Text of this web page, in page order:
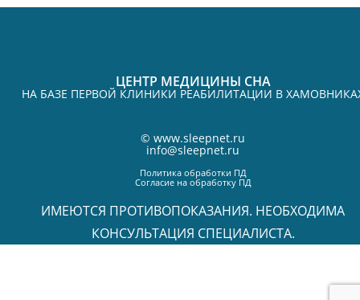
ЦЕНТР МЕДИЦИНЫ СНА
НА БАЗЕ ПЕРВОЙ КЛИНИКИ РЕАБИЛИТАЦИИ В
© www.sleepnet.ru
info@sleepnet.ru
Политика обработки ПД
Согласие на обработку ПД
ИМЕЮТСЯ ПРОТИВОПОКАЗАНИЯ. НЕОБХОДИМА
КОНСУЛЬТАЦИЯ СПЕЦИАЛИСТА.